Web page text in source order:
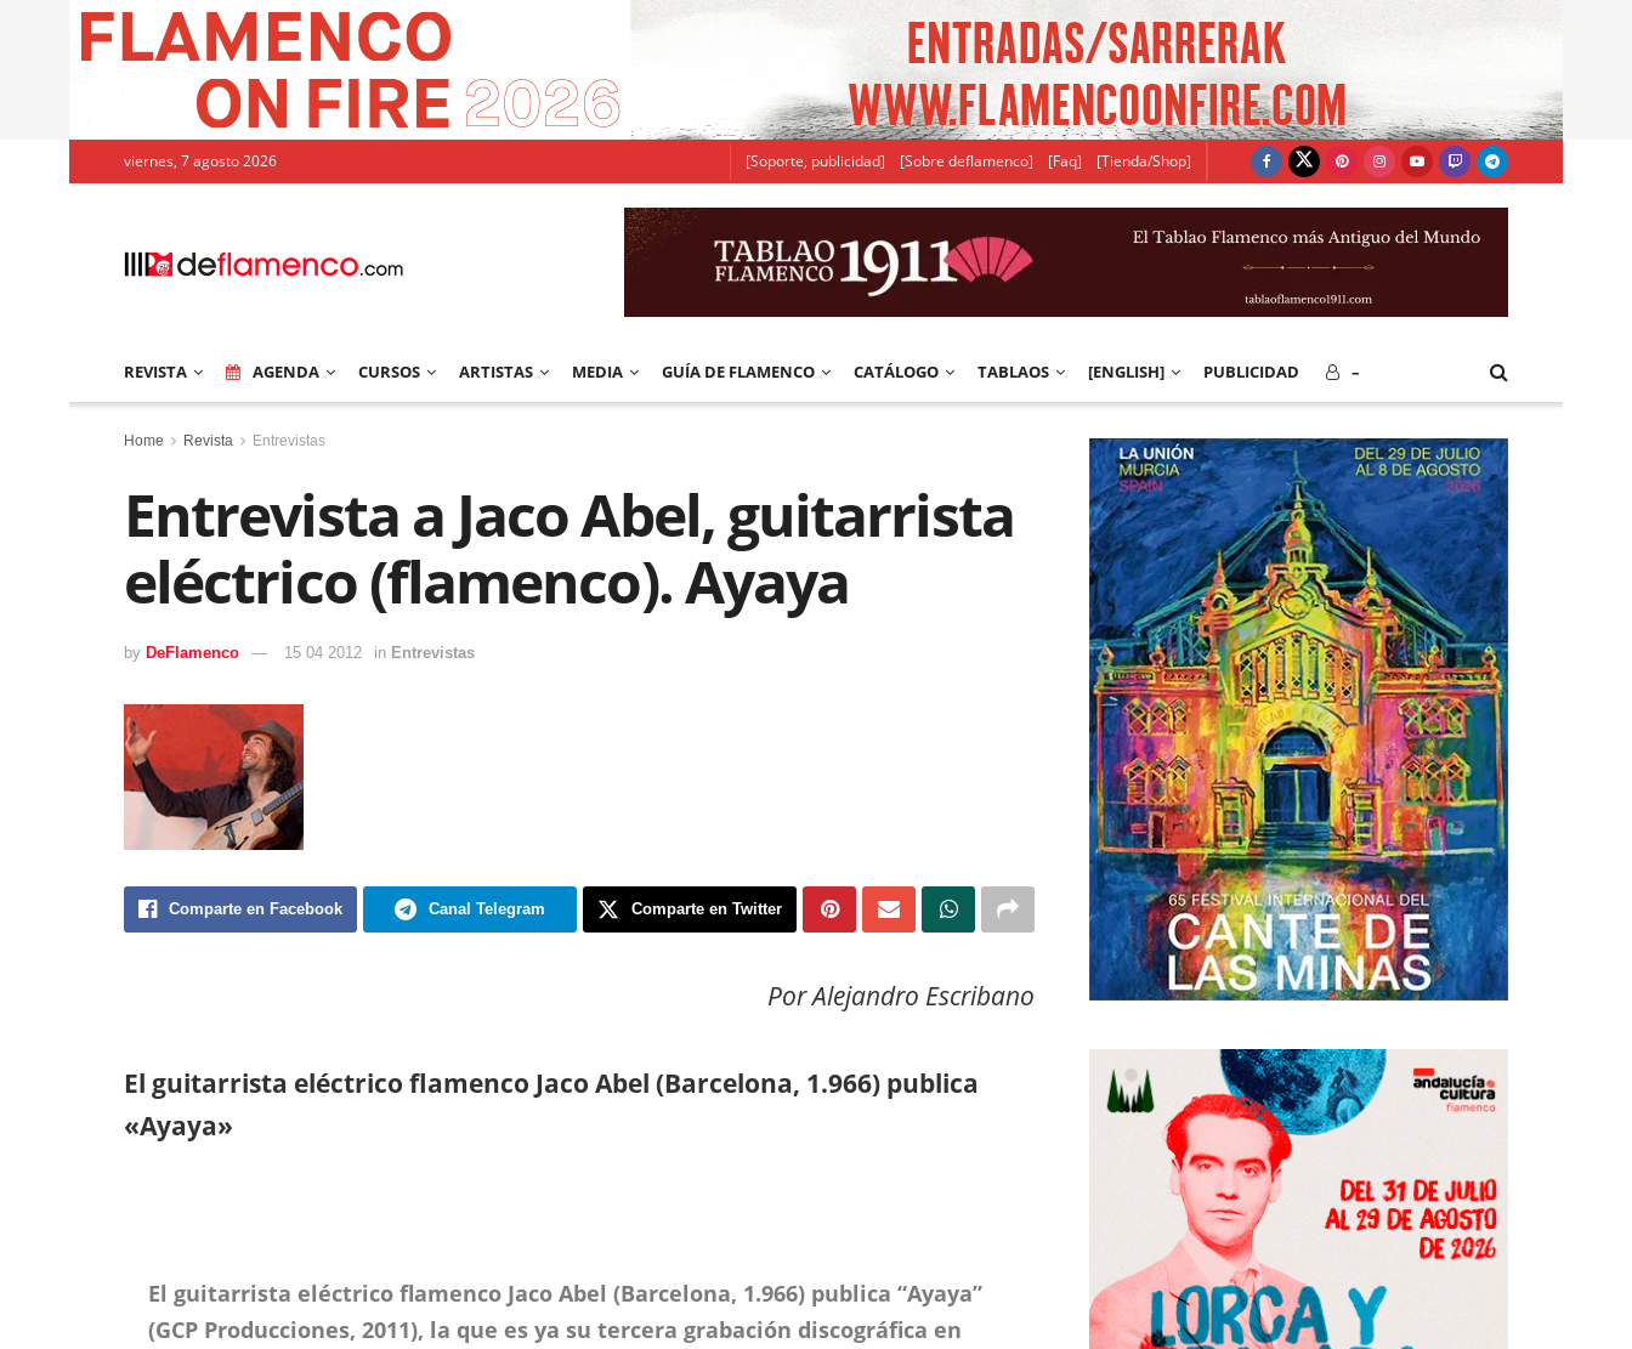
viernes, 7 agosto 2026 [Soporte, publicidad] [Sobre deflamenco] [Faq] [Tienda/Shop]
REVISTA AGENDA CURSOS ARTISTAS MEDIA GUÍA DE FLAMENCO CATÁLOGO TABLAOS [ENGLISH] PUBLICIDAD –
Home Revista Entrevistas
Entrevista a Jaco Abel, guitarrista
eléctrico (flamenco). Ayaya
by DeFlamenco 15 04 2012 in Entrevistas
Comparte en Facebook Canal Telegram Comparte en Twitter
Por Alejandro Escribano
El guitarrista eléctrico flamenco Jaco Abel (Barcelona, 1.966) publica
«Ayaya»
El guitarrista eléctrico flamenco Jaco Abel (Barcelona, 1.966) publica “Ayaya”
(GCP Producciones, 2011), la que es ya su tercera grabación discográfica en